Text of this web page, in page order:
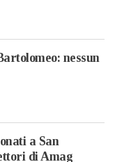
nessun
a San
di Amag